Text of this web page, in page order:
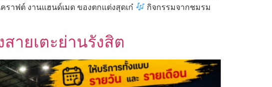
ราฟต์ งานแฮนด์เมด ของตกแต่งสุดเก๋
กิจกรรมจากชมรม
ายเตะย่านรังสิต